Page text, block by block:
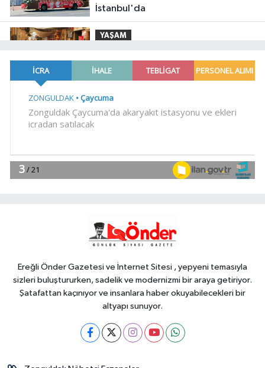
İstanbul'da
YAŞAM
pazarı renk katıyor
17:30DAĞDER ve BUMEV'den
17:15
kritik ziyaret
Ereğli Önder Gazetesi ve İnternet Sitesi , yepyeni temasıyla
sizleri buluştururken, sadelik ve modernizmi bir araya getiriyor.
Şatafattan kaçınıyor ve insanlara haber okuyabilecekleri bir
altyapı sunuyor.